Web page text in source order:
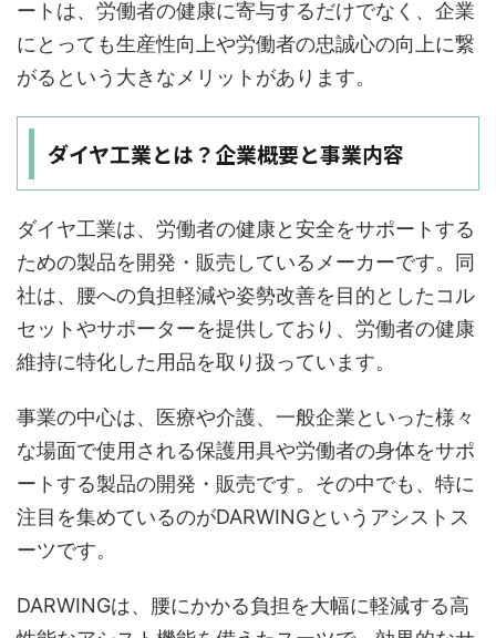
ートは、労働者の健康に寄与するだけでなく、企業
にとっても生産性向上や労働者の忠誠心の向上に繋
がるという大きなメリットがあります。
ダイヤ工業とは？企業概要と事業内容
ダイヤ工業は、労働者の健康と安全をサポートする
ための製品を開発・販売しているメーカーです。同
社は、腰への負担軽減や姿勢改善を目的としたコル
セットやサポーターを提供しており、労働者の健康
維持に特化した用品を取り扱っています。
事業の中心は、医療や介護、一般企業といった様々
な場面で使用される保護用具や労働者の身体をサポ
ートする製品の開発・販売です。その中でも、特に
注目を集めているのがDARWINGというアシストス
ーツです。
DARWINGは、腰にかかる負担を大幅に軽減する高